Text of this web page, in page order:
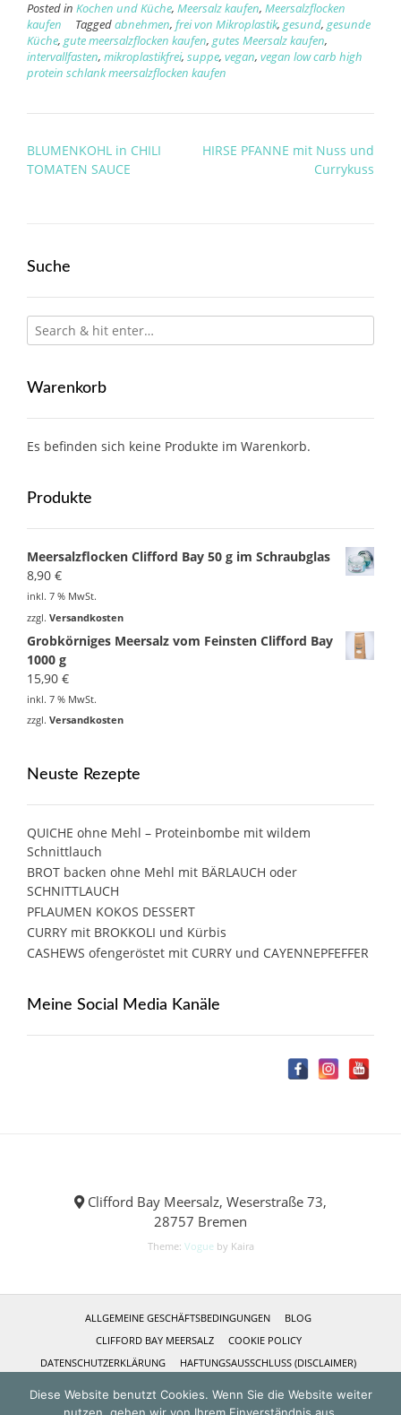
Posted in Kochen und Küche, Meersalz kaufen, Meersalzflocken
kaufen
Taggedabnehmen, frei von Mikroplastik, gesund, gesunde
Küche, gute meersalzflocken kaufen, gutes Meersalz kaufen,
intervallfasten, mikroplastikfrei, suppe, vegan, vegan low carb high
protein schlank meersalzflocken kaufen
Post
navigation
BLUMENKOHL in CHILI
TOMATEN SAUCE
HIRSE PFANNE mit Nuss und
Currykuss
Suche
Warenkorb
Es befinden sich keine Produkte im Warenkorb.
Produkte
Meersalzflocken Clifford Bay 50 g im Schraubglas
8,90 €
inkl. 7 % MwSt.
zzgl. Versandkosten
Grobkörniges Meersalz vom Feinsten Clifford Bay
1000 g
15,90 €
inkl. 7 % MwSt.
zzgl. Versandkosten
Neuste Rezepte
QUICHE ohne Mehl – Proteinbombe mit wildem
Schnittlauch
BROT backen ohne Mehl mit BÄRLAUCH oder
SCHNITTLAUCH
PFLAUMEN KOKOS DESSERT
CURRY mit BROKKOLI und Kürbis
CASHEWS ofengeröstet mit CURRY und CAYENNEPFEFFER
Meine Social Media Kanäle
Clifford Bay Meersalz, Weserstraße 73,
28757 Bremen
Theme: Vogue by Kaira
ALLGEMEINE GESCHÄFTSBEDINGUNGEN
BLOG
CLIFFORD BAY MEERSALZ
COOKIE POLICY
DATENSCHUTZERKLÄRUNG
HAFTUNGSAUSSCHLUSS (DISCLAIMER)
NEUSTE REZEPTE
REFERENZEN SHOP ÜBER MICH
Diese Website benutzt Cookies. Wenn Sie die Website weiter